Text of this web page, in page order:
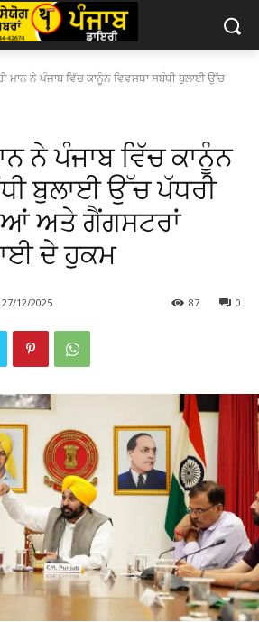
ਮਾਨ ਨੇ ਪੰਜਾਬ ਵਿੱਚ ਕਾਨੂੰਨ ਵਿਵਸਥਾ ਸਬੰਧੀ ਬੁਲਾਈ ਉੱਚ
ਨੇ ਪੰਜਾਬ ਵਿੱਚ ਕਾਨੂੰਨ
ਬੁਲਾਈ ਉੱਚ ਪੱਧਰੀ
ਅਤੇ ਗੈਂਗਸਟਰਾਂ
ਦੇ ਹੁਕਮ
27/12/2025 0
87